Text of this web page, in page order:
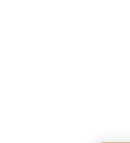
DETAYLI BILGI IÇIN